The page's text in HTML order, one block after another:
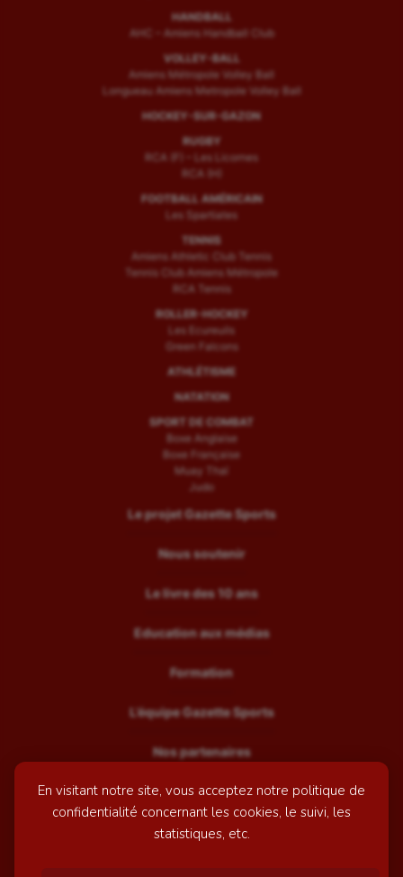
En visitant notre site, vous acceptez notre politique de
confidentialité concernant les cookies, le suivi, les
statistiques, etc.
HANDBALL
AHC – Amiens Handball Club
VOLLEY-BALL
Amiens Métropole Volley Ball
Longueau Amiens Metropole Volley Ball
HOCKEY-SUR-GAZON
RUGBY
RCA (F) – Les Licornes
RCA (H)
FOOTBALL AMÉRICAIN
Les Spartiates
TENNIS
Amiens Athletic Club Tennis
Tennis Club Amiens Métropole
RCA Tennis
ROLLER-HOCKEY
Les Ecureuils
Green Falcons
ATHLÉTISME
NATATION
SPORT DE COMBAT
Boxe Anglaise
Boxe Française
Muay Thaï
Judo
Le projet Gazette Sports
Nous soutenir
Le livre des 10 ans
Education aux médias
Formation
L’équipe Gazette Sports
Nos partenaires
Recrutement
Mentions légales